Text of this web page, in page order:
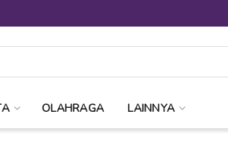
OLAHRAGA LAINNYA